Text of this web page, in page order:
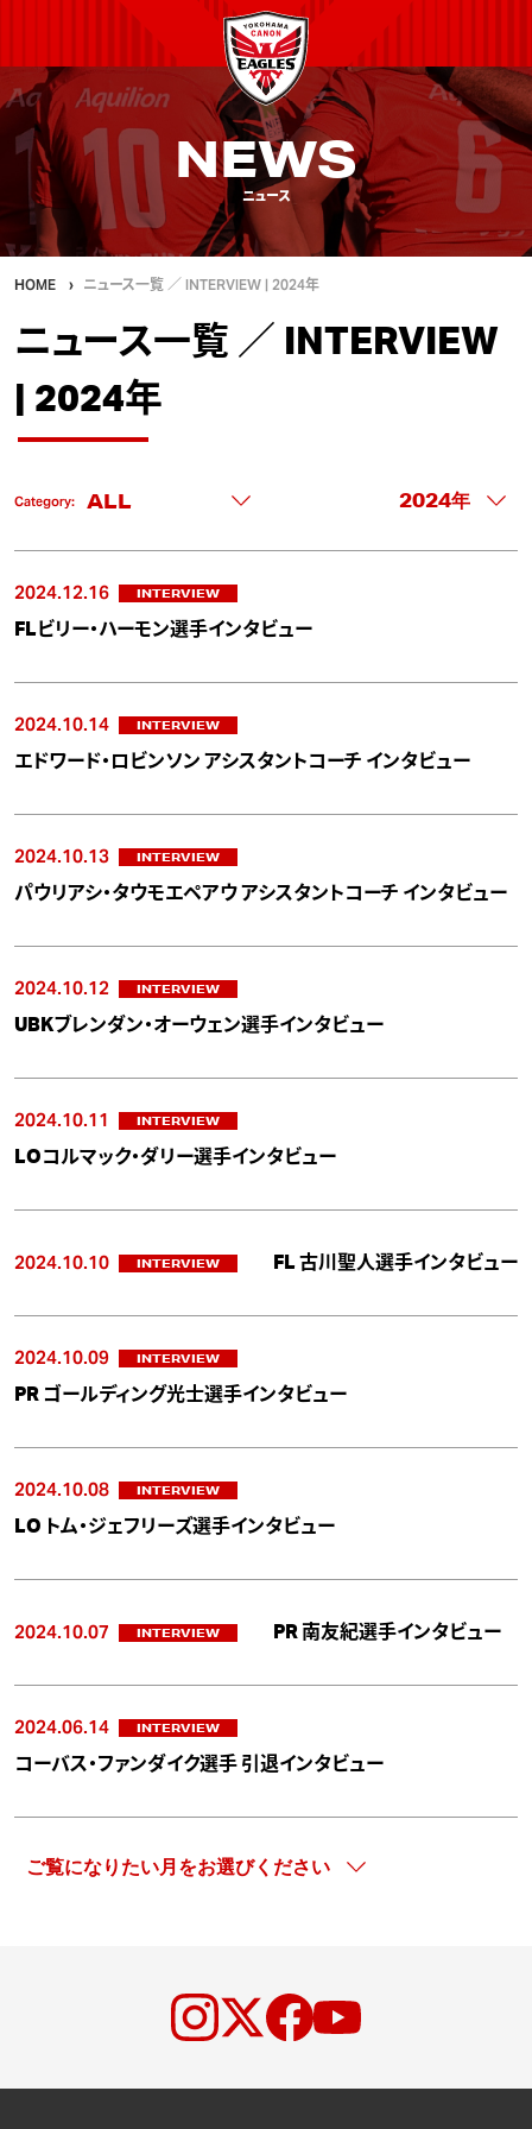
NEWS
ニュース
HOME ニュース一覧 ／ INTERVIEW | 2024年
ニュース一覧 ／ INTERVIEW
| 2024年
Category:
2024.12.16 INTERVIEW
FLビリー・ハーモン選手インタビュー
2024.10.14 INTERVIEW
エドワード・ロビンソン アシスタントコーチ インタビュー
2024.10.13 INTERVIEW
パウリアシ・タウモエペアウ アシスタントコーチ インタビュー
2024.10.12 INTERVIEW
UBKブレンダン・オーウェン選手インタビュー
2024.10.11 INTERVIEW
LOコルマック・ダリー選手インタビュー
2024.10.10 INTERVIEW FL 古川聖人選手インタビュー
2024.10.09 INTERVIEW
PR ゴールディング光士選手インタビュー
2024.10.08 INTERVIEW
LO トム・ジェフリーズ選手インタビュー
2024.10.07 INTERVIEW PR 南友紀選手インタビュー
2024.06.14 INTERVIEW
コーバス・ファンダイク選手 引退インタビュー